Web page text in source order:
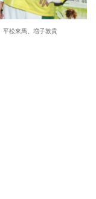
平松來馬、増子敦貴